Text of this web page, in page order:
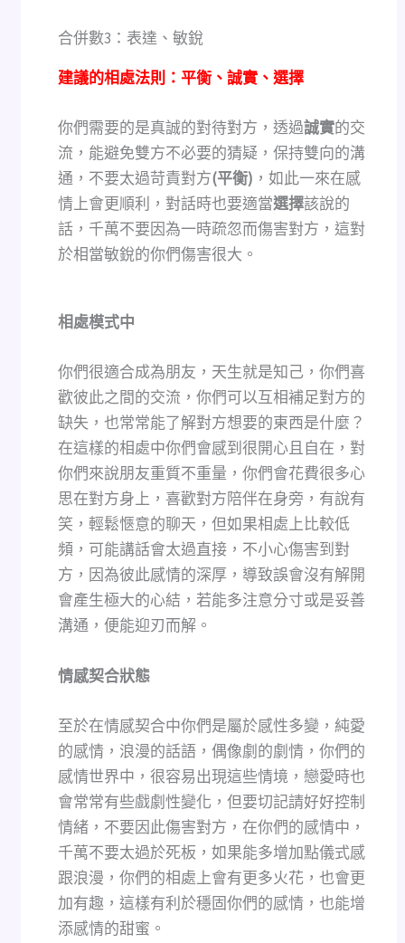
合併數3：表達、敏銳
建議的相處法則：平衡、誠實、選擇
你們需要的是真誠的對待對方，透過誠實的交
流，能避免雙方不必要的猜疑，保持雙向的溝
通，不要太過苛責對方(平衡) ，如此一來在感
情上會更順利，對話時也要適當選擇該說的
話，千萬不要因為一時疏忽而傷害對方，這對
於相當敏銳的你們傷害很大。
相處模式中
你們很適合成為朋友，天生就是知己，你們喜
歡彼此之間的交流，你們可以互相補足對方的
缺失，也常常能了解對方想要的東西是什麼？
在這樣的相處中你們會感到很開心且自在，對
你們來說朋友重質不重量，你們會花費很多心
思在對方身上，喜歡對方陪伴在身旁，有說有
笑，輕鬆愜意的聊天，但如果相處上比較低
頻，可能講話會太過直接，不小心傷害到對
方，因為彼此感情的深厚，導致誤會沒有解開
會產生極大的心結，若能多注意分寸或是妥善
溝通，便能迎刃而解。
情感契合狀態
至於在情感契合中你們是屬於感性多變，純愛
的感情，浪漫的話語，偶像劇的劇情，你們的
感情世界中，很容易出現這些情境，戀愛時也
會常常有些戲劇性變化，但要切記請好好控制
情緒，不要因此傷害對方，在你們的感情中，
千萬不要太過於死板，如果能多增加點儀式感
跟浪漫，你們的相處上會有更多火花，也會更
加有趣，這樣有利於穩固你們的感情，也能增
添感情的甜蜜。